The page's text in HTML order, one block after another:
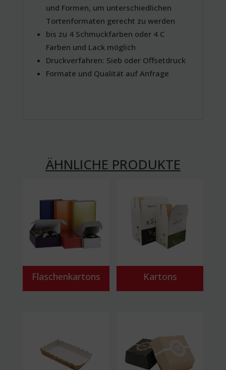
und Formen, um unterschiedlichen
Tortenformaten gerecht zu werden
bis zu 4 Schmuckfarben oder 4 C
Farben und Lack möglich
Druckverfahren: Sieb oder Offsetdruck
Formate und Qualität auf Anfrage
ÄHNLICHE PRODUKTE
Flaschenkartons Kartons